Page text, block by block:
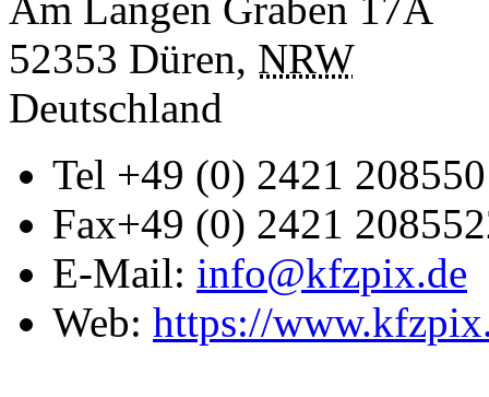
52353 Düren, NRW
Deutschland
Tel +49 (0) 2421 208550
Fax+49 (0) 2421
E-Mail: info@kfzpix.de
Web: https://